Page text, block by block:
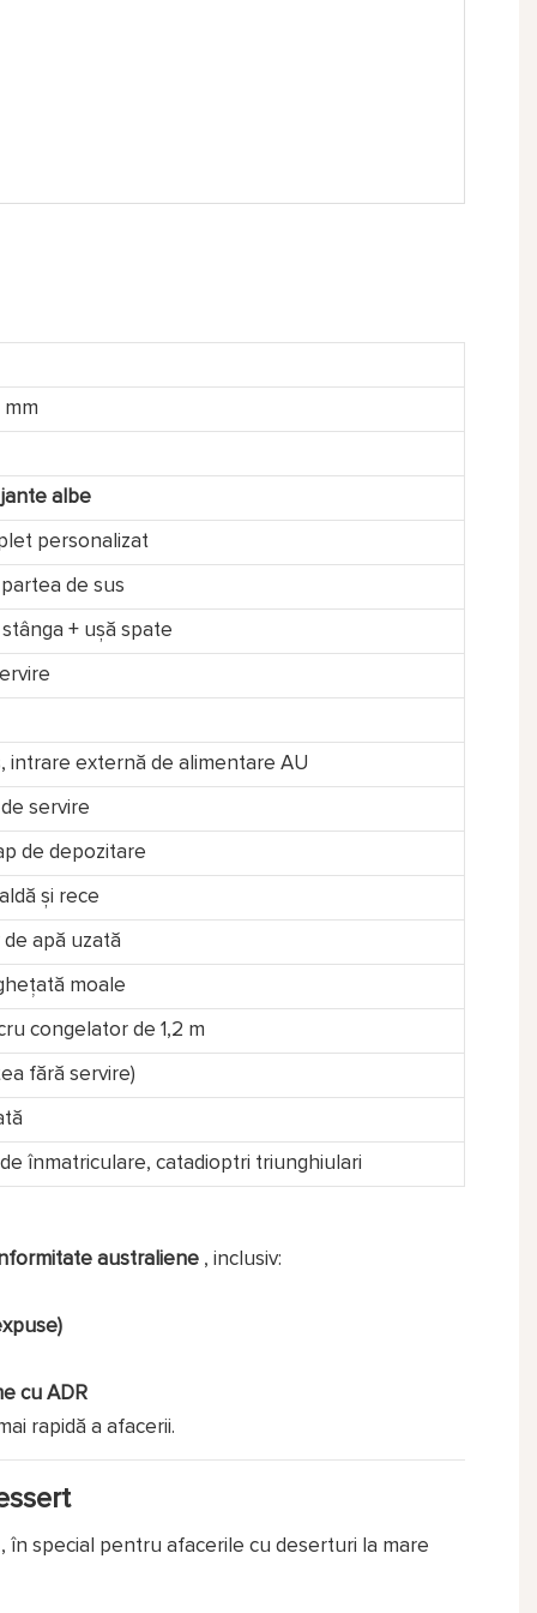
mm
albe
personalizat
de sus
+ ușă spate
intrare externă de alimentare AU
servire
de depozitare
și rece
de apă uzată
moale
congelator de 1,2 m
fără servire)
înmatriculare, catadioptri triunghiulari
australiene , inclusiv:
cu ADR
rapidă a afacerii.
, în special pentru afacerile cu deserturi la mare